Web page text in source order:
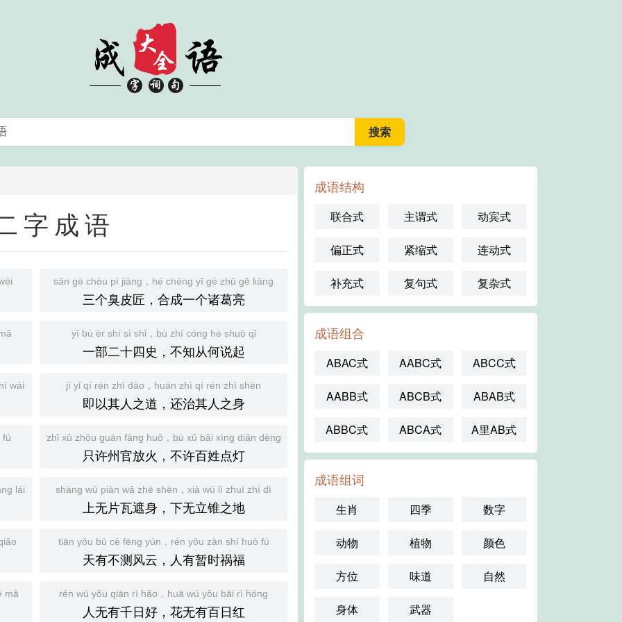
字成语
sān gè chòu pí jiàng，hé chéng yī gè zhū gě liàng
三个臭皮匠，合成一个诸葛亮
yī bù èr shí sì shǐ，bù zhī cóng hé shuō qǐ
一部二十四史，不知从何说起
wài jí yǐ qí rén zhī dào，huán zhì qí rén zhī shēn
即以其人之道，还治其人之身
fú zhǐ xǔ zhōu guān fàng huǒ，bù xǔ bǎi xìng diǎn dēng
只许州官放火，不许百姓点灯
lái shàng wú piàn wǎ zhē shēn，xià wú lì zhuī zhī dì
上无片瓦遮身，下无立锥之地
tiān yǒu bù cè fēng yún，rén yǒu zàn shí huò fú
天有不测风云，人有暂时祸福
mǎ rén wú yǒu qiān rì hǎo，huā wú yǒu bǎi rì hóng
人无有千日好，花无有百日红
成语结构
联合式 主谓式 动宾式
偏正式 紧缩式 连动式
补充式 复句式 复杂式
成语组合
ABAC式 AABC式 ABCC式
AABB式 ABCB式 ABAB式
ABBC式 ABCA式 A里AB式
成语组词
生肖 四季 数字
动物 植物 颜色
方位 味道 自然
身体 武器